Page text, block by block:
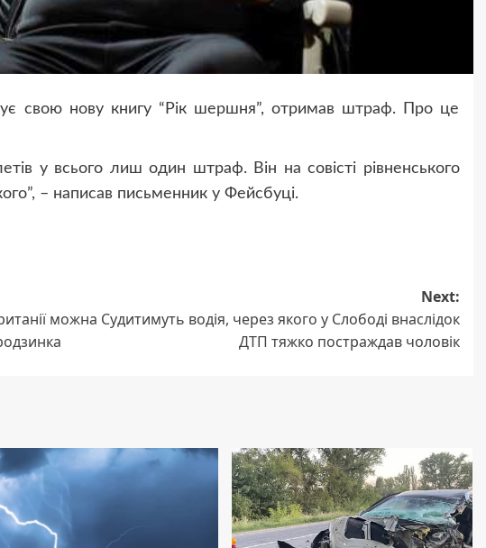
свою нову книгу “Рік шершня”, отримав штраф. Про це
у всього лиш один штраф. Він на совісті рівненського
– написав письменник у Фейсбуці.
можна
Next:
Судитимуть водія, через якого у Слободі внаслідок
ДТП тяжко постраждав чоловік